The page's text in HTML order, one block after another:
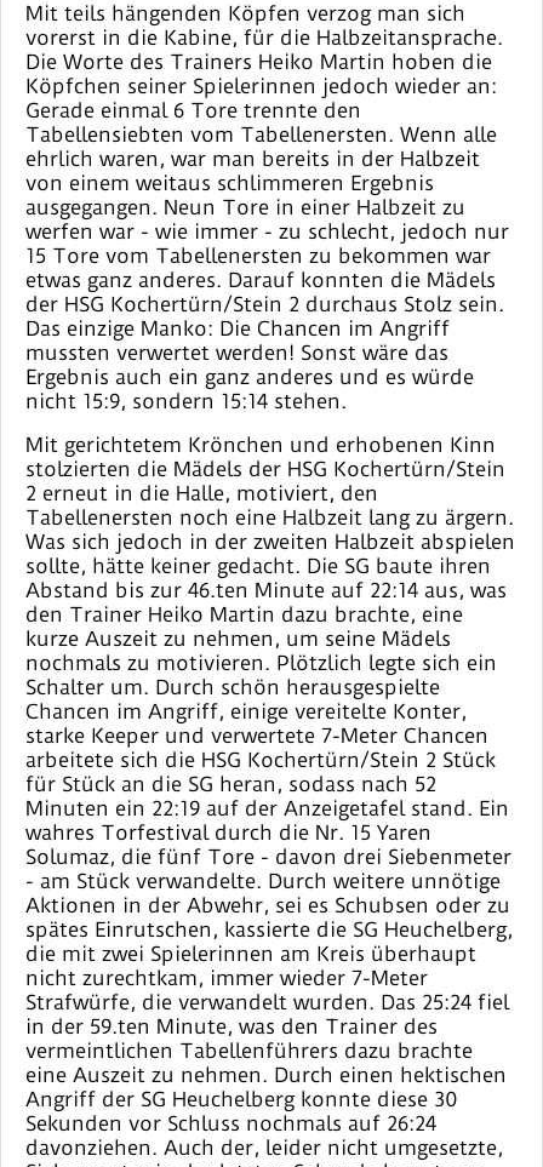
Mit teils hängenden Köpfen verzog man sich
vorerst in die Kabine, für die Halbzeitansprache.
Die Worte des Trainers Heiko Martin hoben die
Köpfchen seiner Spielerinnen jedoch wieder an:
Gerade einmal 6 Tore trennte den
Tabellensiebten vom Tabellenersten. Wenn alle
ehrlich waren, war man bereits in der Halbzeit
von einem weitaus schlimmeren Ergebnis
ausgegangen. Neun Tore in einer Halbzeit zu
werfen war - wie immer - zu schlecht, jedoch nur
15 Tore vom Tabellenersten zu bekommen war
etwas ganz anderes. Darauf konnten die Mädels
der HSG Kochertürn/Stein 2 durchaus Stolz sein.
Das einzige Manko: Die Chancen im Angriff
mussten verwertet werden! Sonst wäre das
Ergebnis auch ein ganz anderes und es würde
nicht 15:9, sondern 15:14 stehen.
Mit gerichtetem Krönchen und erhobenen Kinn
stolzierten die Mädels der HSG Kochertürn/Stein
2 erneut in die Halle, motiviert, den
Tabellenersten noch eine Halbzeit lang zu ärgern.
Was sich jedoch in der zweiten Halbzeit abspielen
sollte, hätte keiner gedacht. Die SG baute ihren
Abstand bis zur 46.ten Minute auf 22:14 aus, was
den Trainer Heiko Martin dazu brachte, eine
kurze Auszeit zu nehmen, um seine Mädels
nochmals zu motivieren. Plötzlich legte sich ein
Schalter um. Durch schön herausgespielte
Chancen im Angriff, einige vereitelte Konter,
starke Keeper und verwertete 7-Meter Chancen
arbeitete sich die HSG Kochertürn/Stein 2 Stück
für Stück an die SG heran, sodass nach 52
Minuten ein 22:19 auf der Anzeigetafel stand. Ein
wahres Torfestival durch die Nr. 15 Yaren
Solumaz, die fünf Tore - davon drei Siebenmeter
- am Stück verwandelte. Durch weitere unnötige
Aktionen in der Abwehr, sei es Schubsen oder zu
spätes Einrutschen, kassierte die SG Heuchelberg,
die mit zwei Spielerinnen am Kreis überhaupt
nicht zurechtkam, immer wieder 7-Meter
Strafwürfe, die verwandelt wurden. Das 25:24 fiel
in der 59.ten Minute, was den Trainer des
vermeintlichen Tabellenführers dazu brachte
eine Auszeit zu nehmen. Durch einen hektischen
Angriff der SG Heuchelberg konnte diese 30
Sekunden vor Schluss nochmals auf 26:24
davonziehen. Auch der, leider nicht umgesetzte,